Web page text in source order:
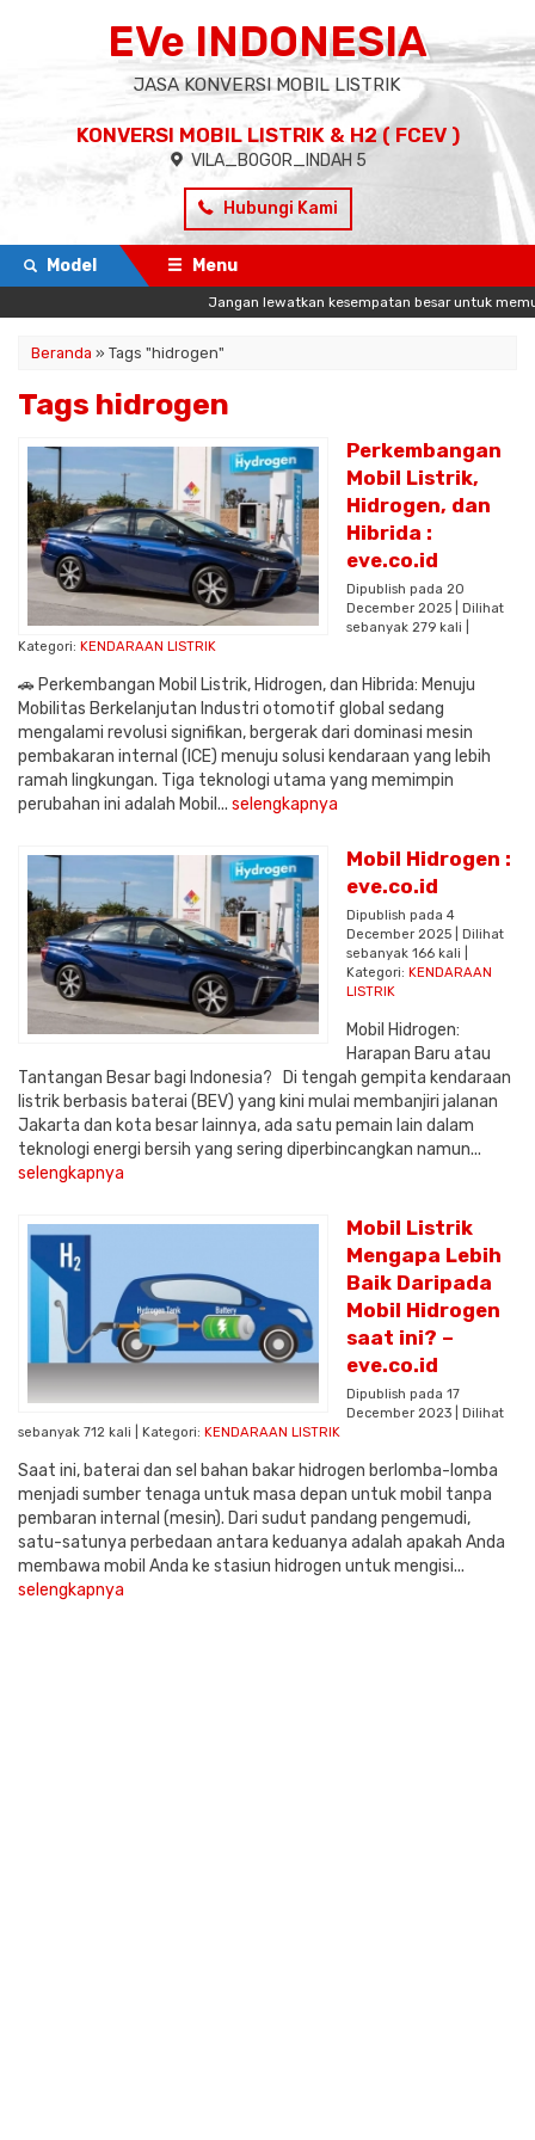
EVe INDONESIA
JASA KONVERSI MOBIL LISTRIK
KONVERSI MOBIL LISTRIK & H2 ( FCEV )
VILA_BOGOR_INDAH 5
Hubungi Kami
Model Menu
Jangan lewatkan kesempatan besar untuk
Beranda » Tags "hidrogen"
Tags hidrogen
Perkembangan
Mobil Listrik,
Hidrogen, dan
Hibrida :
eve.co.id
Dipublish pada 20
December 2025 | Dilihat
sebanyak 279 kali |
Kategori: KENDARAAN LISTRIK
🚗 Perkembangan Mobil Listrik, Hidrogen, dan Hibrida: Menuju
Mobilitas Berkelanjutan Industri otomotif global sedang
mengalami revolusi signifikan, bergerak dari dominasi mesin
pembakaran internal (ICE) menuju solusi kendaraan yang lebih
ramah lingkungan. Tiga teknologi utama yang memimpin
perubahan ini adalah Mobil... selengkapnya
Mobil Hidrogen :
eve.co.id
Dipublish pada 4
December 2025 | Dilihat
sebanyak 166 kali |
Kategori: KENDARAAN
LISTRIK
Mobil Hidrogen:
Harapan Baru atau
Tantangan Besar bagi Indonesia? Di tengah gempita kendaraan
listrik berbasis baterai (BEV) yang kini mulai membanjiri jalanan
Jakarta dan kota besar lainnya, ada satu pemain lain dalam
teknologi energi bersih yang sering diperbincangkan namun...
selengkapnya
Mobil Listrik
Mengapa Lebih
Baik Daripada
Mobil Hidrogen
saat ini? –
eve.co.id
Dipublish pada 17
December 2023 | Dilihat
sebanyak 712 kali | Kategori: KENDARAAN LISTRIK
Saat ini, baterai dan sel bahan bakar hidrogen berlomba-lomba
menjadi sumber tenaga untuk masa depan untuk mobil tanpa
pembaran internal (mesin). Dari sudut pandang pengemudi,
satu-satunya perbedaan antara keduanya adalah apakah Anda
membawa mobil Anda ke stasiun hidrogen untuk mengisi...
selengkapnya